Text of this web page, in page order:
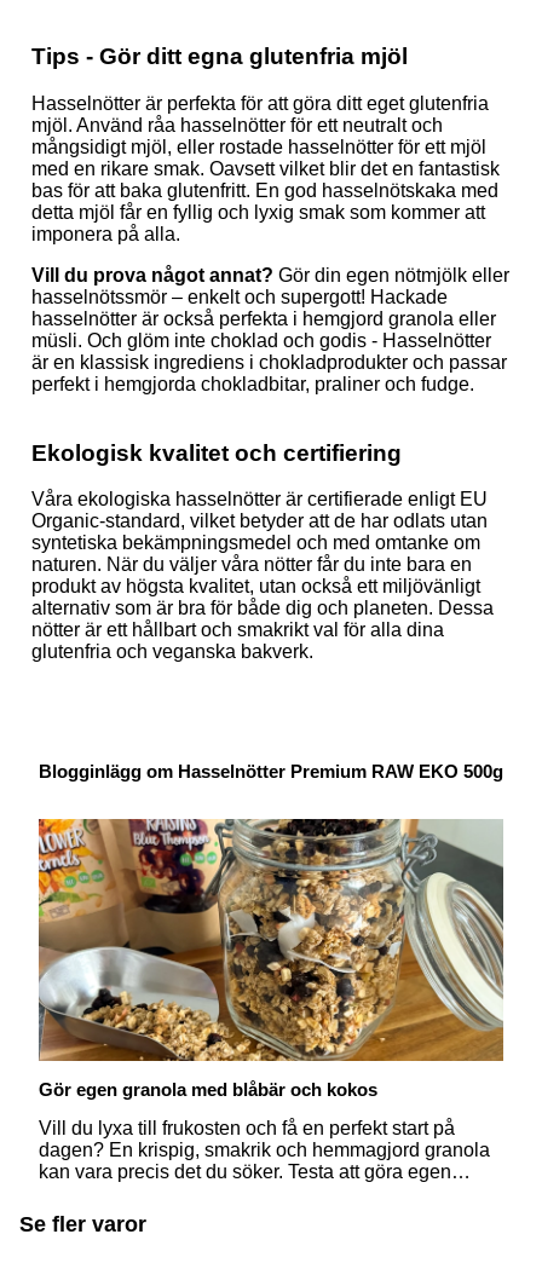
Tips - Gör ditt egna glutenfria mjöl
Hasselnötter är perfekta för att göra ditt eget glutenfria
mjöl. Använd råa hasselnötter för ett neutralt och
mångsidigt mjöl, eller rostade hasselnötter för ett mjöl
med en rikare smak. Oavsett vilket blir det en fantastisk
bas för att baka glutenfritt. En god hasselnötskaka med
detta mjöl får en fyllig och lyxig smak som kommer att
imponera på alla.
Vill du prova något annat? Gör din egen nötmjölk eller
hasselnötssmör – enkelt och supergott! Hackade
hasselnötter är också perfekta i hemgjord granola eller
müsli. Och glöm inte choklad och godis - Hasselnötter
är en klassisk ingrediens i chokladprodukter och passar
perfekt i hemgjorda chokladbitar, praliner och fudge.
Ekologisk kvalitet och certifiering
Våra ekologiska hasselnötter är certifierade enligt EU
Organic-standard, vilket betyder att de har odlats utan
syntetiska bekämpningsmedel och med omtanke om
naturen. När du väljer våra nötter får du inte bara en
produkt av högsta kvalitet, utan också ett miljövänligt
alternativ som är bra för både dig och planeten. Dessa
nötter är ett hållbart och smakrikt val för alla dina
glutenfria och veganska bakverk.
Blogginlägg om Hasselnötter Premium RAW EKO 500g
Gör egen granola med blåbär och kokos
Vill du lyxa till frukosten och få en perfekt start på
dagen? En krispig, smakrik och hemmagjord granola
kan vara precis det du söker. Testa att göra egen
veganer och alla som gillar växtbaserade alternativ!
Se fler varor